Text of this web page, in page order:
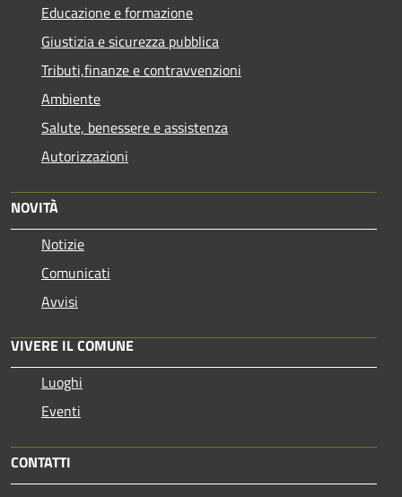
Educazione e formazione
Giustizia e sicurezza pubblica
Tributi,finanze e contravvenzioni
Ambiente
Salute, benessere e assistenza
Autorizzazioni
NOVITÀ
Notizie
Comunicati
Avvisi
VIVERE IL COMUNE
Luoghi
Eventi
CONTATTI